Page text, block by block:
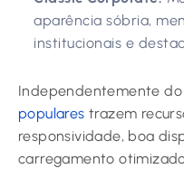
aparência sóbria,
institucionais e
Independentemente do
populares trazem
responsividade, boa
carregamento